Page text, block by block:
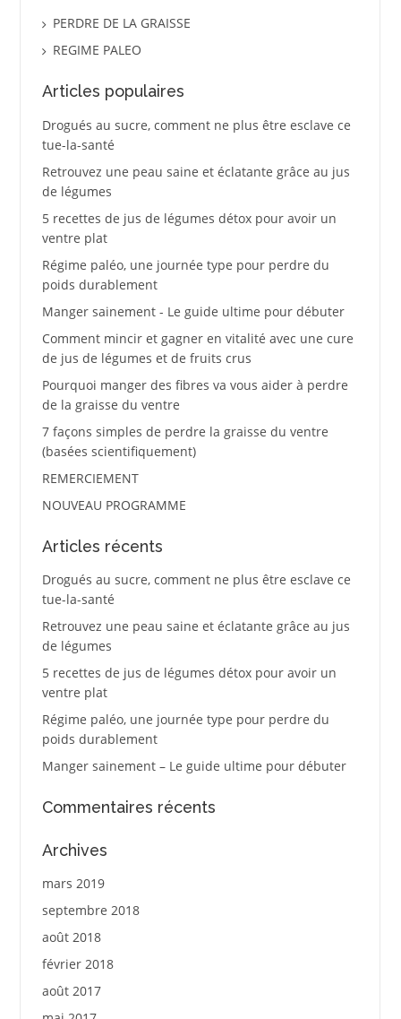
PERDRE DE LA GRAISSE
REGIME PALEO
Articles populaires
Drogués au sucre, comment ne plus être esclave ce
tue-la-santé
Retrouvez une peau saine et éclatante grâce au jus
de légumes
5 recettes de jus de légumes détox pour avoir un
ventre plat
Régime paléo, une journée type pour perdre du
poids durablement
Manger sainement - Le guide ultime pour débuter
Comment mincir et gagner en vitalité avec une cure
de jus de légumes et de fruits crus
Pourquoi manger des fibres va vous aider à perdre
de la graisse du ventre
7 façons simples de perdre la graisse du ventre
(basées scientifiquement)
REMERCIEMENT
NOUVEAU PROGRAMME
Articles récents
Drogués au sucre, comment ne plus être esclave ce
tue-la-santé
Retrouvez une peau saine et éclatante grâce au jus
de légumes
5 recettes de jus de légumes détox pour avoir un
ventre plat
Régime paléo, une journée type pour perdre du
poids durablement
Manger sainement – Le guide ultime pour débuter
Commentaires récents
Archives
mars 2019
septembre 2018
août 2018
février 2018
août 2017